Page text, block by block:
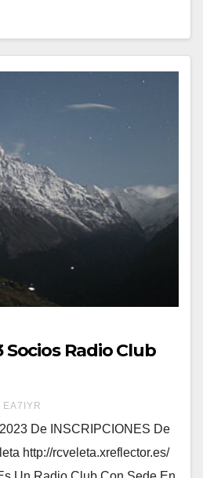
Radio Club
EA7IYR
De INSCRIPCIONES De
http://rcveleta.xreflector.es/